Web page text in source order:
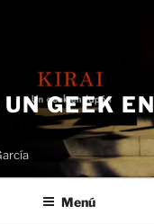
GEEK EN
Menú